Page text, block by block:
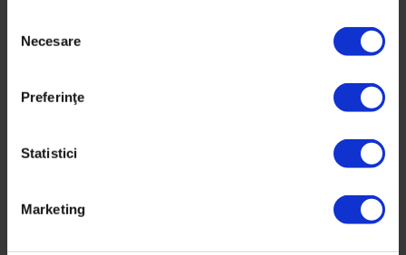
Necesare
Preferinţe
Statistici
Marketing
Calatorul Social